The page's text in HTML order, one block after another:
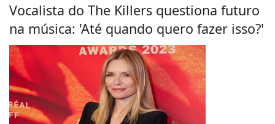
Vocalista do The Killers questiona futuro
na música: 'Até quando quero fazer isso?'